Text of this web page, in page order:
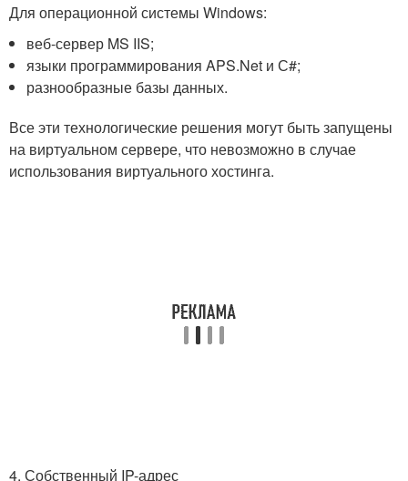
Для операционной системы Windows:
веб-сервер MS IIS;
языки программирования APS.Net и С#;
разнообразные базы данных.
Все эти технологические решения могут быть запущены
на виртуальном сервере, что невозможно в случае
использования виртуального хостинга.
4. Собственный IP-адрес